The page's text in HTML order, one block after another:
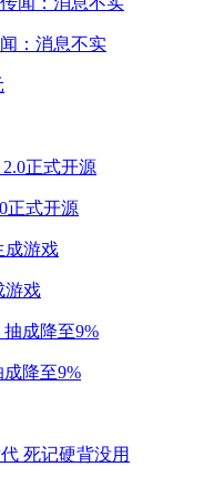
：消息不实
正式开源
游戏
降至9%